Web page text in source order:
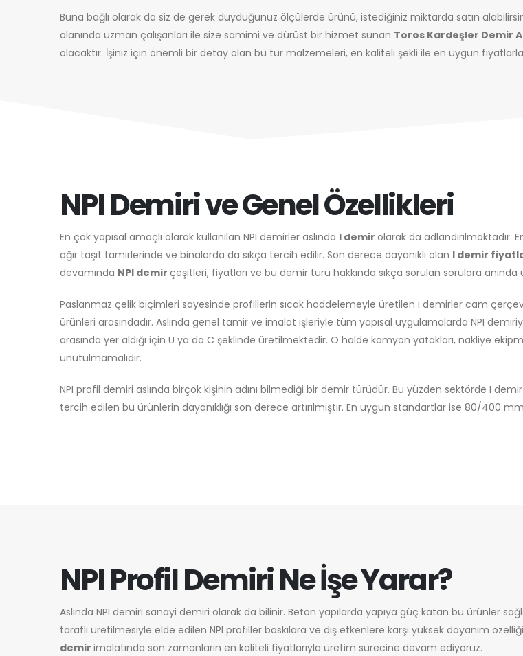
Buna bağlı olarak da siz de gerek duyduğunuz ölçülerde ürünü, istediğiniz miktarda satın
alanında uzman çalışanları ile size samimi ve dürüst bir hizmet sunan Toros Kardeşler Demir
olacaktır. İşiniz için önemli bir detay olan bu tür malzemeleri, en kaliteli şekli ile en uygun fiyatlarla
NPI Demiri ve Genel Özellikleri
En çok yapısal amaçlı olarak kullanılan NPI demirler aslında I demir olarak da
ağır taşıt tamirlerinde ve binalarda da sıkça tercih edilir. Son derece dayanıklı olan I demir
devamında NPI demir çeşitleri, fiyatları ve bu demir türü hakkında sıkça sorulan sorulara anında
Paslanmaz çelik biçimleri sayesinde profillerin sıcak haddelemeyle üretilen ı demirler cam
ürünleri arasındadır. Aslında genel tamir ve imalat işleriyle tüm yapısal uygulamalarda NPI
arasında yer aldığı için U ya da C şeklinde üretilmektedir. O halde kamyon yatakları, nakliye
unutulmamalıdır.
NPI profil demiri aslında birçok kişinin adını bilmediği bir demir türüdür. Bu yüzden sektörde I demir
tercih edilen bu ürünlerin dayanıklığı son derece artırılmıştır. En uygun standartlar ise 80/400
NPI Profil Demiri Ne İşe Yarar?
Aslında NPI demiri sanayi demiri olarak da bilinir. Beton yapılarda yapıya güç katan bu ürünler
taraflı üretilmesiyle elde edilen NPI profiller baskılara ve dış etkenlere karşı yüksek dayanım
demir imalatında son zamanların en kaliteli fiyatlarıyla üretim sürecine devam ediyoruz.